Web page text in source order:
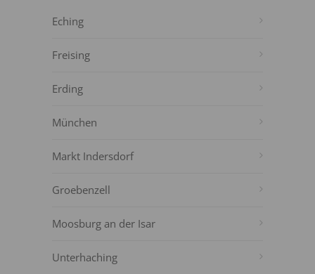
Eching
Freising
Erding
München
Markt Indersdorf
Groebenzell
Moosburg an der Isar
Unterhaching